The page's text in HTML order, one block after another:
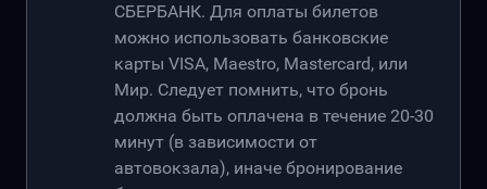
СБЕРБАНК. Для оплаты билетов
можно использовать банковские
карты VISA, Maestro, Mastercard, или
Мир. Следует помнить, что бронь
должна быть оплачена в течение 20-30
минут (в зависимости от
автовокзала), иначе бронирование